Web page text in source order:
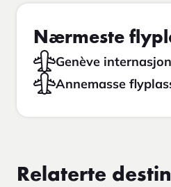
Nærmeste
Genève
Annemasse
Relaterte